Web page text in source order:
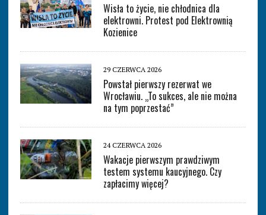
Wisła to życie, nie chłodnica dla
elektrowni. Protest pod Elektrownią
Kozienice
29 CZERWCA 2026
Powstał pierwszy rezerwat we
Wrocławiu. „To sukces, ale nie można
na tym poprzestać”
24 CZERWCA 2026
Wakacje pierwszym prawdziwym
testem systemu kaucyjnego. Czy
zapłacimy więcej?